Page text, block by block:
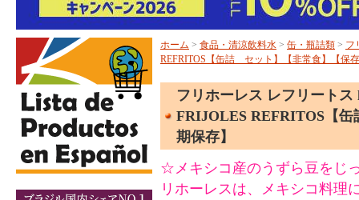
ホーム > 食品・清涼飲料水 > 缶・瓶詰類 > フ
REFRITOS【缶詰 セット】【非常食】【保
フリホーレス レフリートス
FRIJOLES REFRITOS【
期保存】
☆メキシコ産のうずら豆をじ
リホーレスは、メキシコ料理